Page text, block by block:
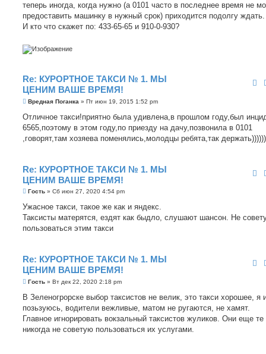
щ
е
н
и
теперь иногда, когда нужно (а 0101 часто в последнее время не
предоставить машинку в нужный срок) приходится подолгу ждать.
И кто что скажет по: 433-65-65 и 910-0-930?
Re: КУРОРТНОЕ ТАКСИ № 1. МЫ
ЦЕНИМ ВАШЕ ВРЕМЯ!
С
о
щ
е
Вредная Поганка » Пт июн 19, 2015 1:52 pm
Отличное такси!приятно была удивлена,в прошлом году,был
6565,поэтому в этом году,по приезду на дачу,позвонила в 0101
,говорят,там хозяева поменялись,молодцы ребята,так
Re: КУРОРТНОЕ ТАКСИ № 1. МЫ
ЦЕНИМ ВАШЕ ВРЕМЯ!
С
о
щ
е
Гость » Сб июн 27, 2020 4:54 pm
Ужасное такси, такое же как и яндекс.
Таксисты матерятся, ездят как быдло, слушают шансон. Не
пользоваться этим такси
Re: КУРОРТНОЕ ТАКСИ № 1. МЫ
ЦЕНИМ ВАШЕ ВРЕМЯ!
С
о
щ
е
и
Гость » Вт дек 22, 2020 2:18 pm
В Зеленогрорске выбор таксистов не велик, это такси хорошее, я
позьзуюсь, водители вежливые, матом не ругаются, не хамят.
Главное игнорировать вокзальный таксистов жуликов. Они еще
никогда не советую пользоваться их услугами.